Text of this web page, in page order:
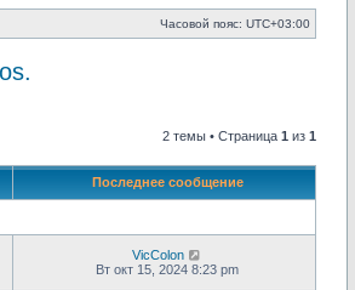
Часовой пояс: UTC+03:00
2 темы • Страница 1 из 1
Последнее сообщение
VicColon
Вт окт 15, 2024 8:23 pm